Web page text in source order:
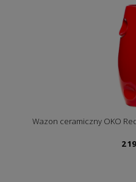
Wazon ceramiczny OKO
2